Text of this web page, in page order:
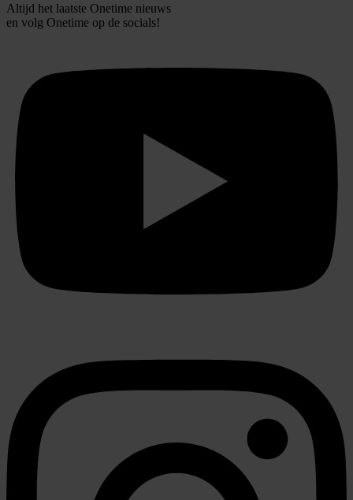
Altijd het laatste Onetime nieuws
en volg Onetime op de socials!